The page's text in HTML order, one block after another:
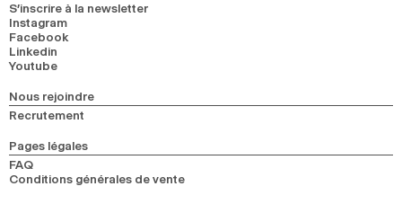
S’inscrire à la newsletter
Instagram
Facebook
Linkedin
Youtube
Nous rejoindre
Recrutement
Pages légales
FAQ
Conditions générales de vente